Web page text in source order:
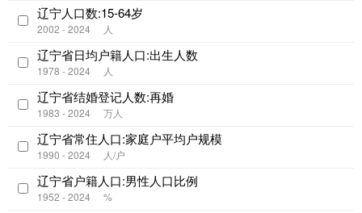
辽宁人口数:15-64岁
2002 - 2024 人
辽宁省日均户籍人口:出生人数
1978 - 2024 人
辽宁省结婚登记人数:再婚
1983 - 2024 万人
辽宁省常住人口:家庭户平均户规模
1990 - 2024 人/户
辽宁省户籍人口:男性人口比例
1952 - 2024 %